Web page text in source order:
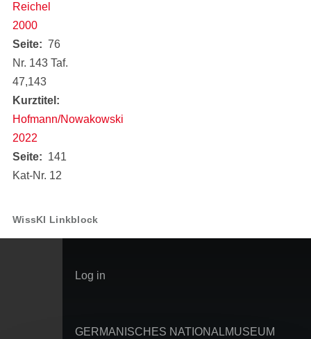
Reichel
2000
Seite
76
Nr. 143 Taf.
47,143
Kurztitel
Hofmann/Nowakowski
2022
Seite
141
Kat-Nr. 12
WissKI Linkblock
User
account
Log in
GERMANISCHES NATIONALMUSEUM